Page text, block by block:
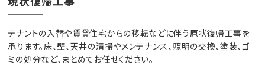
テナントの入替や賃貸住宅からの移転などに伴う原状復帰工事を
承ります。床、壁、天井の清掃やメンテナンス、照明の交換、塗装、ゴ
ミの処分など、まとめてお任せください。